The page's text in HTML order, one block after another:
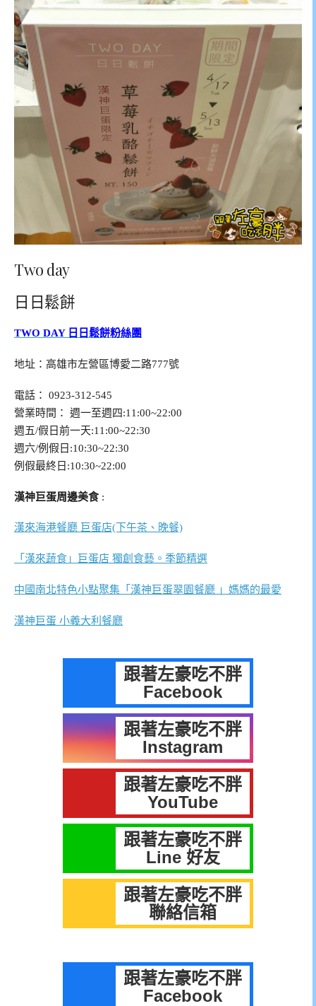
Two day
日日鬆餅
TWO DAY 日日鬆餅粉絲團
地址：高雄市左營區博愛二路777號
電話： 0923-312-545
營業時間： 週一至週四:11:00~22:00
週五/假日前一天:11:00~22:30
週六/例假日:10:30~22:30
例假最終日:10:30~22:00
漢神巨蛋周邊美食 :
漢來海港餐廳 巨蛋店(下午茶、晚餐)
「漢來蔬食」巨蛋店 獨創食藝。季節精選
中國南北特色小點聚集「漢神巨蛋翠園餐廳 」媽媽的最愛
漢神巨蛋 小義大利餐廳
跟著左豪吃不胖
Facebook
跟著左豪吃不胖
Instagram
跟著左豪吃不胖
YouTube
跟著左豪吃不胖
Line 好友
跟著左豪吃不胖
聯絡信箱
跟著左豪吃不胖
Facebook